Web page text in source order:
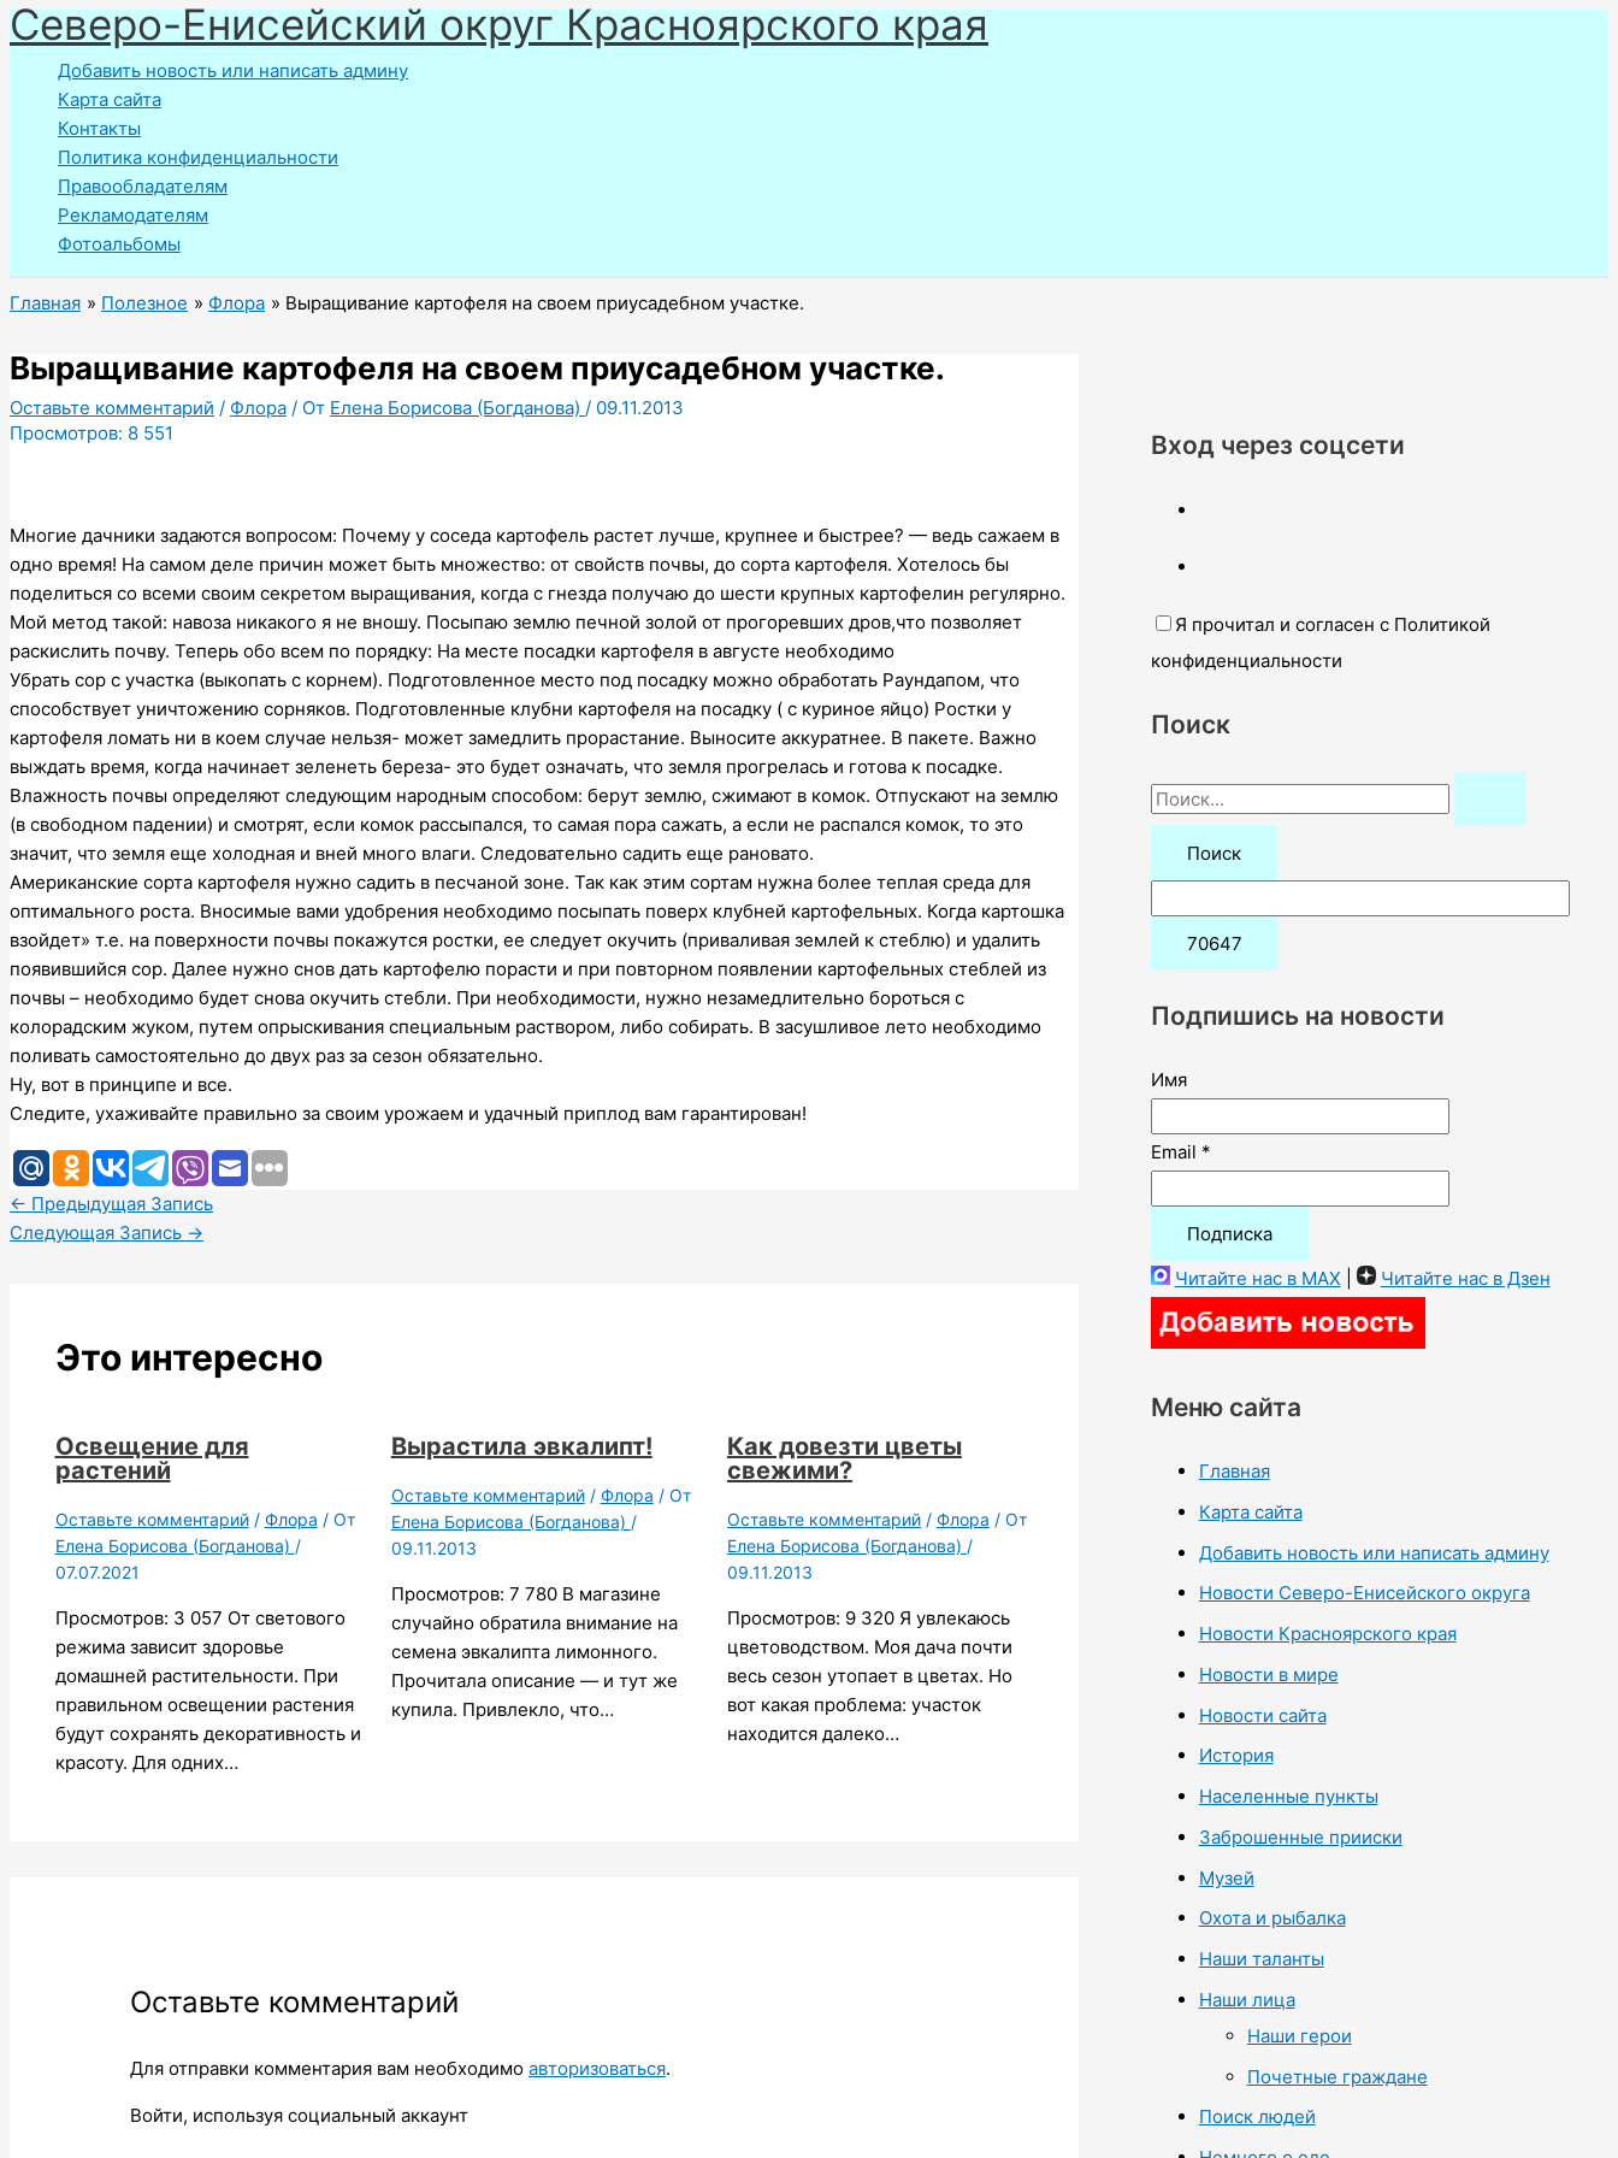
Перейти
к
содержимому
Северо-Енисейский округ Красноярского края
Добавить новость или написать админу
Карта сайта
Контакты
Политика конфиденциальности
Правообладателям
Рекламодателям
Фотоальбомы
Главная Полезное Флора Выращивание картофеля на своем приусадебном участке.
Выращивание картофеля на своем приусадебном участке.
Оставьте комментарий / Флора / От Елена Борисова (Богданова) / 09.11.2013
Просмотров: 8 551
Многие дачники задаются вопросом: Почему у соседа картофель растет лучше, крупнее и быстрее? — ведь сажаем в
одно время! На самом деле причин может быть множество: от свойств почвы, до сорта картофеля. Хотелось бы
поделиться со всеми своим секретом выращивания, когда с гнезда получаю до шести крупных картофелин регулярно.
Мой метод такой: навоза никакого я не вношу. Посыпаю землю печной золой от прогоревших дров,что позволяет
раскислить почву. Теперь обо всем по порядку: На месте посадки картофеля в августе необходимо
Убрать сор с участка (выкопать с корнем). Подготовленное место под посадку можно обработать Раундапом, что
способствует уничтожению сорняков. Подготовленные клубни картофеля на посадку ( с куриное яйцо) Ростки у
картофеля ломать ни в коем случае нельзя- может замедлить прорастание. Выносите аккуратнее. В пакете. Важно
выждать время, когда начинает зеленеть береза- это будет означать, что земля прогрелась и готова к посадке.
Влажность почвы определяют следующим народным способом: берут землю, сжимают в комок. Отпускают на землю
(в свободном падении) и смотрят, если комок рассыпался, то самая пора сажать, а если не распался комок, то это
значит, что земля еще холодная и вней много влаги. Следовательно садить еще рановато.
Американские сорта картофеля нужно садить в песчаной зоне. Так как этим сортам нужна более теплая среда для
оптимального роста. Вносимые вами удобрения необходимо посыпать поверх клубней картофельных. Когда картошка
взойдет» т.е. на поверхности почвы покажутся ростки, ее следует окучить (приваливая землей к стеблю) и удалить
появившийся сор. Далее нужно снов дать картофелю порасти и при повторном появлении картофельных стеблей из
почвы – необходимо будет снова окучить стебли. При необходимости, нужно незамедлительно бороться с
колорадским жуком, путем опрыскивания специальным раствором, либо собирать. В засушливое лето необходимо
поливать самостоятельно до двух раз за сезон обязательно.
Ну, вот в принципе и все.
Следите, ухаживайте правильно за своим урожаем и удачный приплод вам гарантирован!
← Предыдущая Запись
Следующая Запись →
Это интересно
Освещение для
растений
Оставьте комментарий / Флора / От
Елена Борисова (Богданова) /
07.07.2021
Просмотров: 3 057 От светового
режима зависит здоровье
домашней растительности. При
правильном освещении растения
будут сохранять декоративность и
красоту. Для одних…
Вырастила эвкалипт!
Оставьте комментарий / Флора / От
Елена Борисова (Богданова) /
09.11.2013
Просмотров: 7 780 В магазине
случайно обратила внимание на
семена эвкалипта лимонного.
Прочитала описание — и тут же
купила. Привлекло, что…
Как довезти цветы
свежими?
Оставьте комментарий / Флора / От
Елена Борисова (Богданова) /
09.11.2013
Просмотров: 9 320 Я увлекаюсь
цветоводством. Моя дача почти
весь сезон утопает в цветах. Но
вот какая проблема: участок
находится далеко…
Оставьте комментарий
Для отправки комментария вам необходимоавторизоваться.
Войти, используя социальный аккаунт
Вход через соцсети
Я прочитал и согласен с Политикой
конфиденциальности
Поиск
П
о
:
Подпишись на новости
Имя
Email *
Читайте нас в MAX Читайте нас в Дзен
Меню сайта
Главная
Карта сайта
Добавить новость или написать админу
Новости Северо-Енисейского округа
Новости Красноярского края
Новости в мире
Новости сайта
История
Населенные пункты
Заброшенные прииски
Музей
Охота и рыбалка
Наши таланты
Наши лица
Наши герои
Почетные граждане
Поиск людей